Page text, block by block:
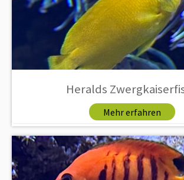
Heralds
Mehr erfahren